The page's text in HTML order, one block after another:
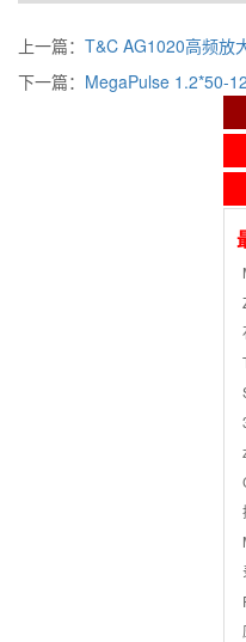
上一篇： T&C AG1020高频放
下一篇： MegaPulse 1.2*50-